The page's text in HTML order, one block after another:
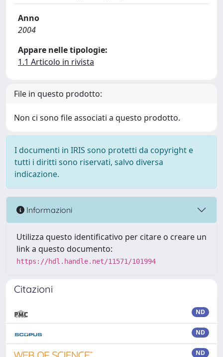
Anno
2004
Appare nelle tipologie:
1.1 Articolo in rivista
File in questo prodotto:
Non ci sono file associati a questo prodotto.
I documenti in IRIS sono protetti da copyright e
tutti i diritti sono riservati, salvo diversa
indicazione.
Informazioni
Utilizza questo identificativo per citare o creare un
link a questo documento:
https://hdl.handle.net/11571/101994
Citazioni
ND
ND
ND